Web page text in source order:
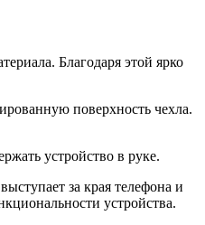
Благодаря этой ярко
поверхность чехла.
устройство в руке.
за края телефона и
устройства.